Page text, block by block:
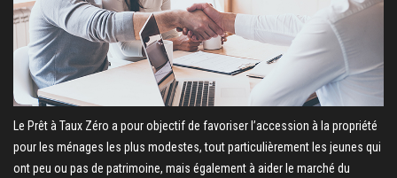
Le Prêt à Taux Zéro a pour objectif de favoriser l’accession à la propriété
pour les ménages les plus modestes, tout particulièrement les jeunes qui
ont peu ou pas de patrimoine, mais également à aider le marché du